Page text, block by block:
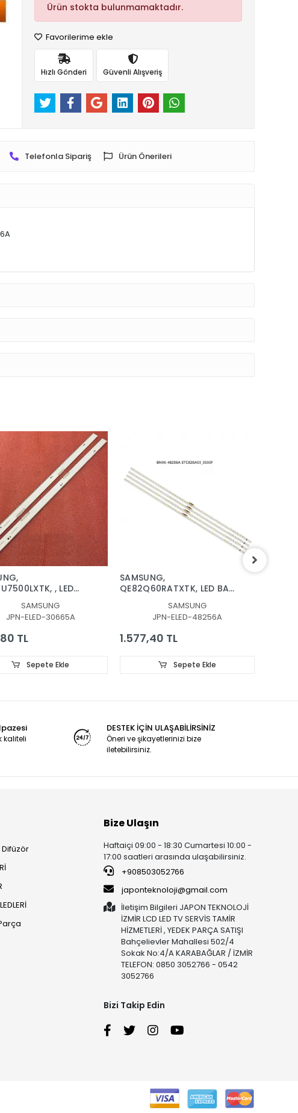
Ürün stokta bulunmamaktadır.
Favorilerime ekle
Hızlı Gönderi Güvenli Alışveriş
Telefonla Sipariş Ürün Önerileri
, LED
BN96-30663A,
30665A, BN96-
SAMSUNG
JPN-ELED-30665A
TL
Sepete Ekle
SAMSUNG,
QE82Q60RATXTK, LED BAR,
48256A, V9Q6-820SM0-
SAMSUNG
JPN-ELED-48256A
1.577,40 TL
Sepete Ekle
kaliteli
DESTEK İÇİN ULAŞABİLİRSİNİZ
Öneri ve şikayetlerinizi bize
iletebilirsiniz.
Difüzör
Bize Ulaşın
Haftaiçi 09:00 - 18:30 Cumartesi 10:00 -
17:00 saatleri arasında ulaşabilirsiniz.
+908503052766
japonteknoloji@gmail.com
İletişim Bilgileri JAPON TEKNOLOJİ
İZMİR LCD LED TV SERVİS TAMİR
HİZMETLERİ , YEDEK PARÇA SATIŞI
Bahçelievler Mahallesi 502/4
Sokak No:4/A KARABAĞLAR / İZMİR
TELEFON: 0850 3052766 - 0542
3052766
Bizi Takip Edin